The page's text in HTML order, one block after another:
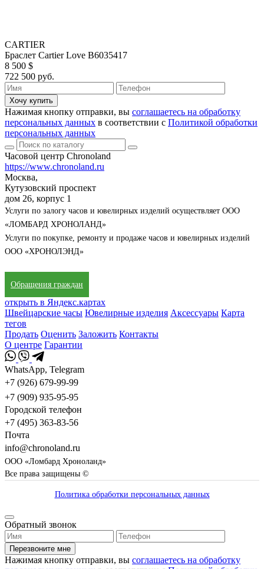
CARTIER
Браслет Cartier Love B6035417
8 500 $
722 500 руб.
Хочу купить
Нажимая кнопку отправки, вы соглашаетесь на обработку
персональных данных в соответствии с Политикой обработки
персональных данных
Часовой центр Chronoland
https://www.chronoland.ru
Москва,
Кутузовский проспект
дом 26, корпус 1
Услуги по залогу часов и ювелирных изделий осуществляет ООО
«ЛОМБАРД ХРОНОЛАНД»
Услуги по покупке, ремонту и продаже часов и ювелирных изделий
ООО «ХРОНОЛЭНД»
Обращения граждан
открыть в Яндекс.картах
Швейцарские часы Ювелирные изделия Аксессуары Карта
тегов
Продать Оценить Заложить Контакты
О центре Гарантии
WhatsApp, Telegram
+7 (926) 679-99-99
+7 (909) 935-95-95
Городской телефон
+7 (495) 363-83-56
Почта
info@chronoland.ru
ООО «Ломбард Хроноланд»
Все права защищены ©
Политика обработки персональных данных
Обратный звонок
Перезвоните мне
Нажимая кнопку отправки, вы соглашаетесь на обработку